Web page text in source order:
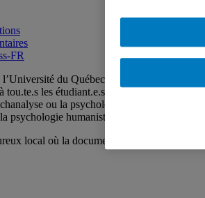
FR
du Québec à Montréal
tou.te.s les étudiant.e.s qui s’intéressent de
ou la psychologie
psychologie humaniste.
local où la documentation est en accès